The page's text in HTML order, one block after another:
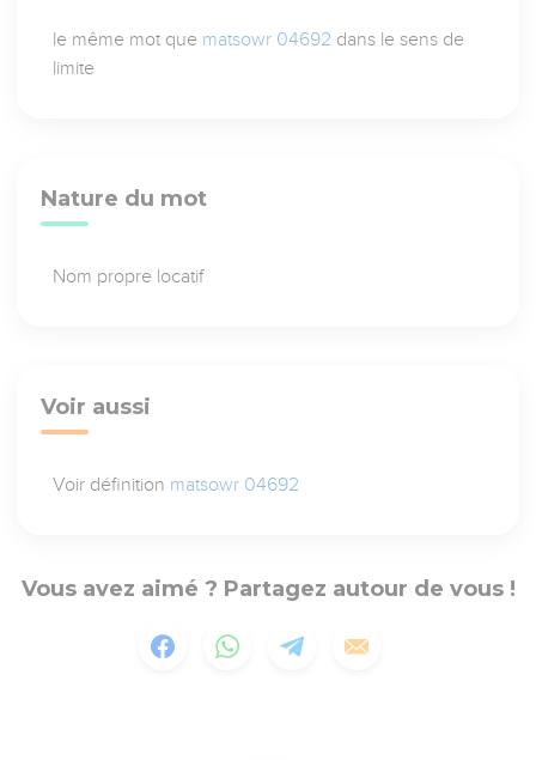
le même mot que matsowr 04692 dans le sens de
limite
Nature du mot
Nom propre locatif
Voir aussi
Voir définition matsowr 04692
Vous avez aimé ? Partagez autour de vous !